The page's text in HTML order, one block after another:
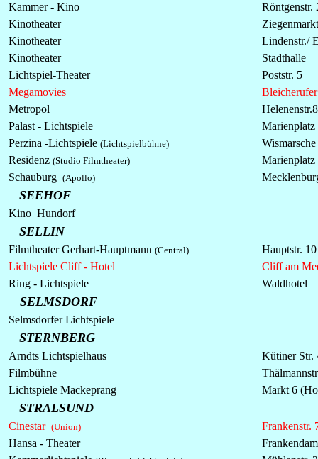
Kammer - Kino
Röntgenstr.
Kinotheater
Kinotheater
Lindenstr./
Kinotheater
Stadthalle
Lichtspiel-Theater
Poststr. 5
Megamovies
Metropol
Helenenstr.8
Palast - Lichtspiele
Marienplatz
Perzina -Lichtspiele (Lichtspielbühne)
Residenz (Studio Filmtheater)
Marienplatz
Schauburg (Apollo)
SEEHOF
Kino Hundorf
SELLIN
Filmtheater Gerhart-Hauptmann (Central)
Hauptstr.
Lichtspiele Cliff - Hotel
Cliff am
Ring - Lichtspiele
Waldhotel
SELMSDORF
Selmsdorfer Lichtspiele
STERNBERG
Arndts Lichtspielhaus
Kütiner Str.
Filmbühne
Lichtspiele Mackeprang Markt 6
STRALSUND
Cinestar (Union)
Frankenstr.
Hansa - Theater